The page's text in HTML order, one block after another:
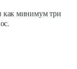
как минимум три